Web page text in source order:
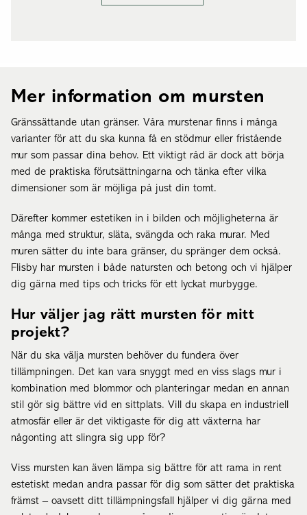
Mer information om mursten
Gränssättande utan gränser. Våra murstenar finns i många
varianter för att du ska kunna få en stödmur eller fristående
mur som passar dina behov. Ett viktigt råd är dock att börja
med de praktiska förutsättningarna och tänka efter vilka
dimensioner som är möjliga på just din tomt.
Därefter kommer estetiken in i bilden och möjligheterna är
många med struktur, släta, svängda och raka murar. Med
muren sätter du inte bara gränser, du spränger dem också.
Flisby har mursten i både natursten och betong och vi hjälper
dig gärna med tips och tricks för ett lyckat murbygge.
Hur väljer jag rätt mursten för mitt
projekt?
När du ska välja mursten behöver du fundera över
tillämpningen. Det kan vara snyggt med en viss slags mur i
kombination med blommor och planteringar medan en annan
stil gör sig bättre vid en sittplats. Vill du skapa en industriell
atmosfär eller är det viktigaste för dig att växterna har
någonting att slingra sig upp för?
Viss mursten kan även lämpa sig bättre för att rama in rent
estetiskt medan andra passar för dig som sätter det praktiska
främst – oavsett ditt tillämpningsfall hjälper vi dig gärna med